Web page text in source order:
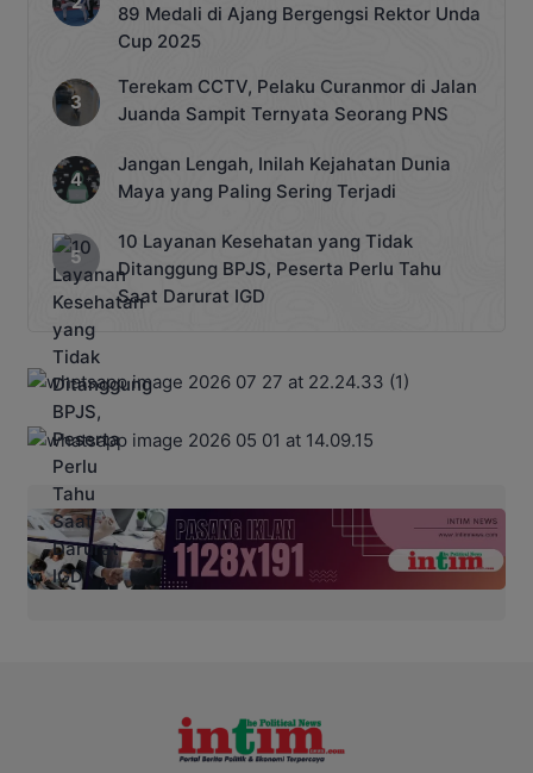
89 Medali di Ajang Bergengsi Rektor Unda
Cup 2025
Terekam CCTV, Pelaku Curanmor di Jalan
Juanda Sampit Ternyata Seorang PNS
Jangan Lengah, Inilah Kejahatan Dunia
Maya yang Paling Sering Terjadi
10 Layanan Kesehatan yang Tidak
Ditanggung BPJS, Peserta Perlu Tahu
Saat Darurat IGD